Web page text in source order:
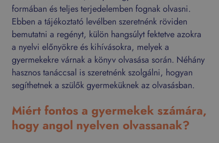
formában és teljes terjedelemben fognak olvasni.
Ebben a tájékoztató levélben szeretnénk röviden
bemutatni a regényt, külön hangsúlyt fektetve azokra
a nyelvi előnyökre és kihívásokra, melyek a
gyermekekre várnak a könyv olvasása során. Néhány
hasznos tanáccsal is szeretnénk szolgálni, hogyan
segíthetnek a szülők gyermeküknek az olvasásban.
Miért fontos a gyermekek számára,
hogy angol nyelven olvassanak?